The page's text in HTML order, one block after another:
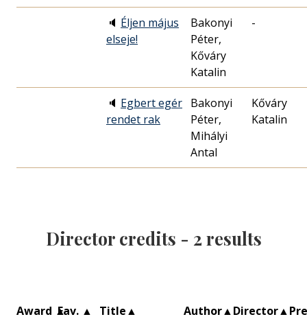
🔈 Éljen május
elseje!
Bakonyi
Péter,
Kőváry
Katalin
-
🔈 Egbert egér
rendet rak
Bakonyi
Péter,
Mihályi
Antal
Kőváry
Katalin
Director credits - 2 results
Award ▲
Fav. ▲ Title▲ Author▲Director▲